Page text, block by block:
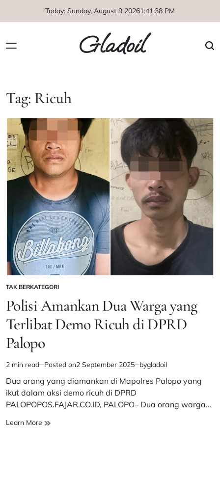
Today: Sunday, August 9 20261:41:39 PM
Gladoil
Tag: Ricuh
POSTED
IN
TAK BERKATEGORI
Polisi Amankan Dua Warga yang
Terlibat Demo Ricuh di DPRD
Palopo
Estimated
read
time
2 min read Posted on2 September 2025 bygladoil
Dua orang yang diamankan di Mapolres Palopo yang
ikut dalam aksi demo ricuh di DPRD
PALOPOPOS.FAJAR.CO.ID, PALOPO– Dua orang warga…
Learn More Polisi